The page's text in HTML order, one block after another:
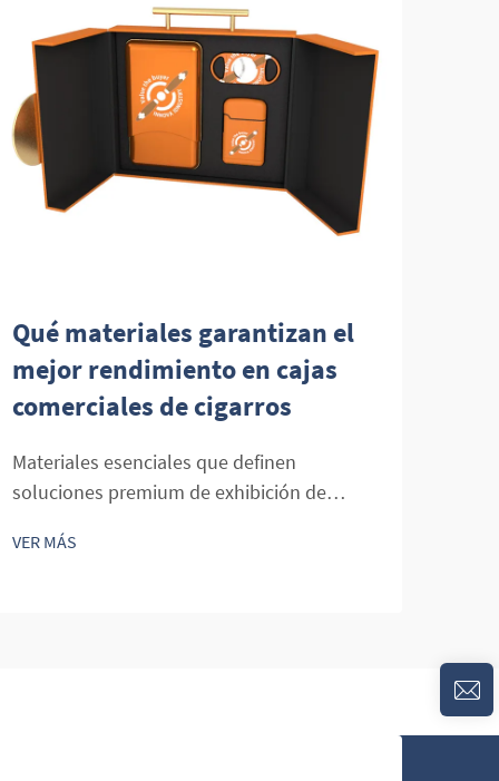
Qué materiales garantizan el
mejor rendimiento en cajas
comerciales de cigarros
Materiales esenciales que definen
soluciones premium de exhibición de
cigarros en entornos minoristas exige una
VER MÁS